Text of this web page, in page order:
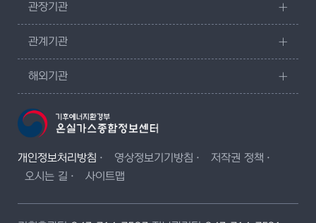
관장기관
관계기관
해외기관
개인정보처리방침 영상정보기기방침
저작권 정책
오시는 길
사이트맵